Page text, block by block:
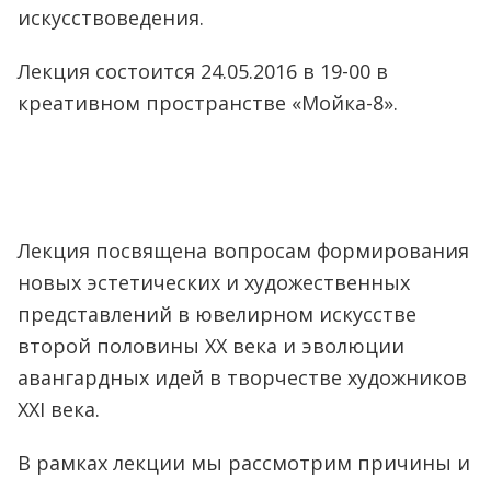
искусствоведения.
Лекция состоится 24.05.2016 в 19-00 в
креативном пространстве «Мойка-8».
Лекция посвящена вопросам формирования
новых эстетических и художественных
представлений в ювелирном искусстве
второй половины XX века и эволюции
авангардных идей в творчестве художников
XXI века.
В рамках лекции мы рассмотрим причины и